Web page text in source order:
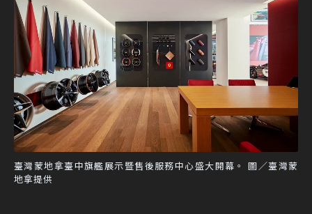
臺灣蒙地拿臺中旗艦展示暨售後服務中心盛大開幕。 圖／臺灣蒙
地拿提供